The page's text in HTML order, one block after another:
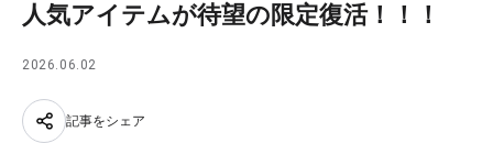
人気アイテムが待望の限定復活！！！
2026.06.02
記事をシェア